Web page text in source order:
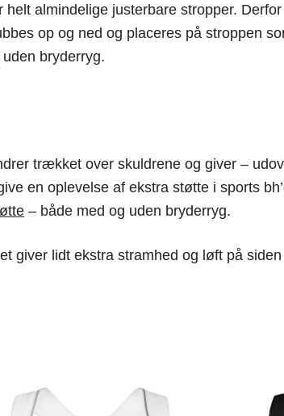
almindelige justerbare stropper.
op og ned og placeres på stroppen
bryderryg.
trækket over skuldrene og giver –
en oplevelse af ekstra støtte i sports
– både med og uden bryderryg.
lidt ekstra stramhed og løft på